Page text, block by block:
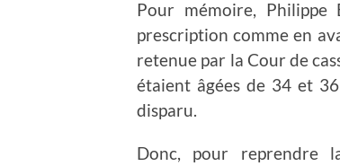
Pour mémoire,
prescription comme en
retenue par la Cour de
étaient âgées de 34 et
disparu.
Donc, pour reprendre